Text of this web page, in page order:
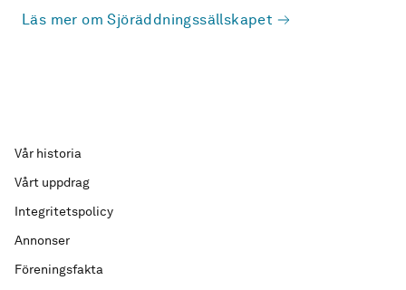
Läs mer om Sjöräddningssällskapet
Vår historia
Vårt uppdrag
Integritetspolicy
Annonser
Föreningsfakta